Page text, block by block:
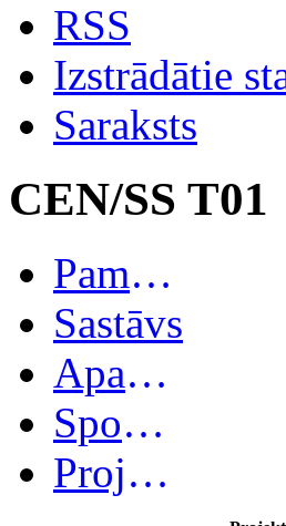
RSS
Izstrādātie
Saraksts
CEN/SS T01
Pamatinformācija
Sastāvs
Apakškomitejas
Spoguļkomitejas
Projekti